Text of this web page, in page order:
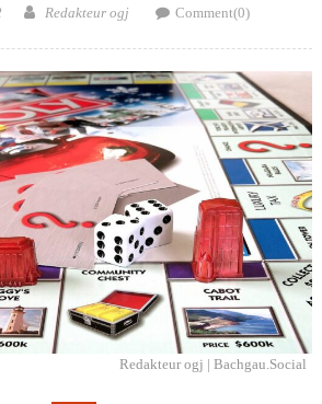
Author
Redakteur ogj Comment(0)
Redakteur ogj | Bachgau.Social